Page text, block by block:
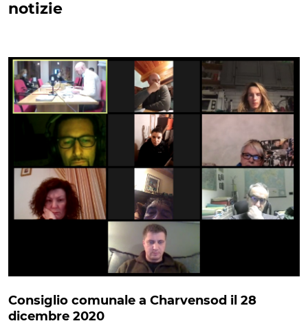
notizie
Consiglio comunale a Charvensod il 28
dicembre 2020